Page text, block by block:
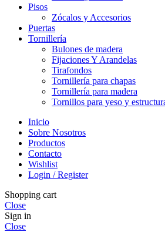
Pisos
Zócalos y Accesorios
Puertas
Tornillería
Bulones de madera
Fijaciones Y Arandelas
Tirafondos
Tornillería para chapas
Tornillería para madera
Tornillos para yeso y
Inicio
Sobre Nosotros
Productos
Contacto
Wishlist
Login / Register
Shopping cart
Close
Sign in
Close